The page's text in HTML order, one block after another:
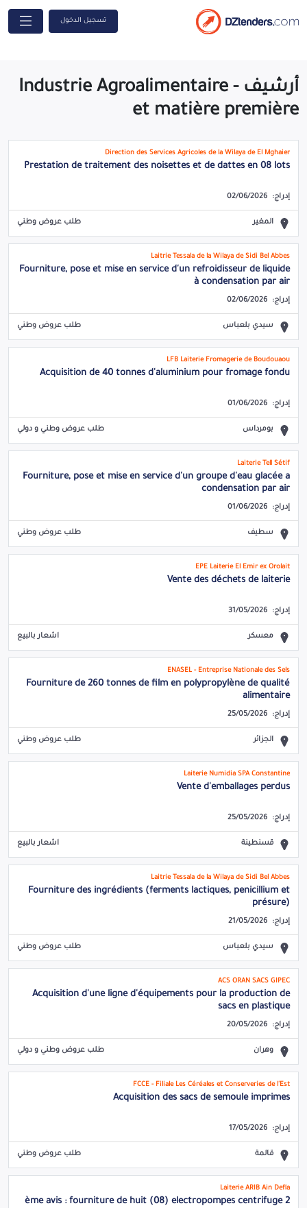
تسجيل الدخول
أرشيف - Industrie Agroalimentaire
et matière première
Direction des Services Agricoles de la Wilaya de El Mghaier
Prestation de traitement des noisettes et de dattes en 08 lots
إدراج: 02/06/2026
المغير طلب عروض وطني
Laitrie Tessala de la Wilaya de Sidi Bel Abbes
Fourniture, pose et mise en service d'un refroidisseur de liquide
à condensation par air
إدراج: 02/06/2026
سيدي بلعباس طلب عروض وطني
LFB Laiterie Fromagerie de Boudouaou
Acquisition de 40 tonnes d'aluminium pour fromage fondu
إدراج: 01/06/2026
بومرداس طلب عروض وطني و دولي
Laiterie Tell Sétif
Fourniture, pose et mise en service d'un groupe d'eau glacée a
condensation par air
إدراج: 01/06/2026
سطيف طلب عروض وطني
EPE Laiterie El Emir ex Orolait
Vente des déchets de laiterie
إدراج: 31/05/2026
معسكر اشعار بالبيع
ENASEL - Entreprise Nationale des Sels
Fourniture de 260 tonnes de film en polypropylène de qualité
alimentaire
إدراج: 25/05/2026
الجزائر طلب عروض وطني
Laiterie Numidia SPA Constantine
Vente d'emballages perdus
إدراج: 25/05/2026
قسنطينة اشعار بالبيع
Laitrie Tessala de la Wilaya de Sidi Bel Abbes
Fourniture des ingrédients (ferments lactiques, penicillium et
présure)
إدراج: 21/05/2026
سيدي بلعباس طلب عروض وطني
ACS ORAN SACS GIPEC
Acquisition d'une ligne d'équipements pour la production de
sacs en plastique
إدراج: 20/05/2026
وهران طلب عروض وطني و دولي
FCCE - Filiale Les Céréales et Conserveries de l'Est
Acquisition des sacs de semoule imprimes
إدراج: 17/05/2026
قالمة طلب عروض وطني
Laiterie ARIB Ain Defla
2 ème avis : fourniture de huit (08) electropompes centrifuge